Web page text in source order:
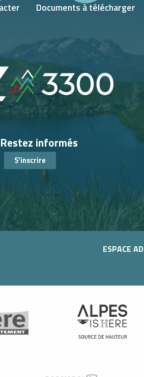
Documents à télécharger
Restez informés
S'inscrire
ESPACE